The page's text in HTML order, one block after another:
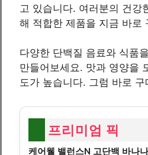
고 있습니다. 여러분의 건강
해 적합한 제품을 지금 바로
다양한 단백질 음료와 식품
만들어보세요. 맛과 영양을
도가 높습니다. 그럼 바로 구
프리미엄 픽
케어웰 밸런스N 고단백 바나